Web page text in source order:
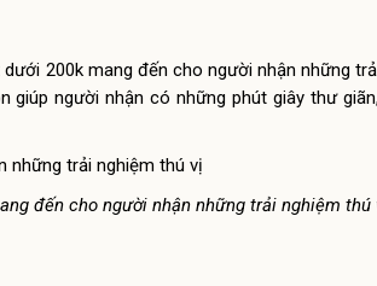
200k mang đến cho người nhận những
người nhận có những phút giây thư
đến cho người nhận những trải nghiệm thú